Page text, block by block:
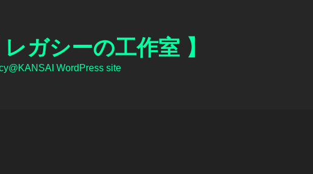
レガシーの工作室 】
WordPress site